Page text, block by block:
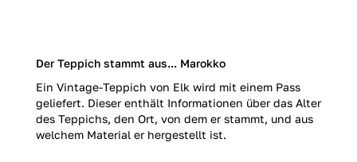
Der Teppich stammt aus... Marokko
Ein Vintage-Teppich von Elk wird mit einem Pass
geliefert. Dieser enthält Informationen über das Alter
des Teppichs, den Ort, von dem er stammt, und aus
welchem Material er hergestellt ist.